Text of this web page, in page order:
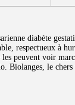
diabète
respectueux à
peuvent voir
Biolanges, le